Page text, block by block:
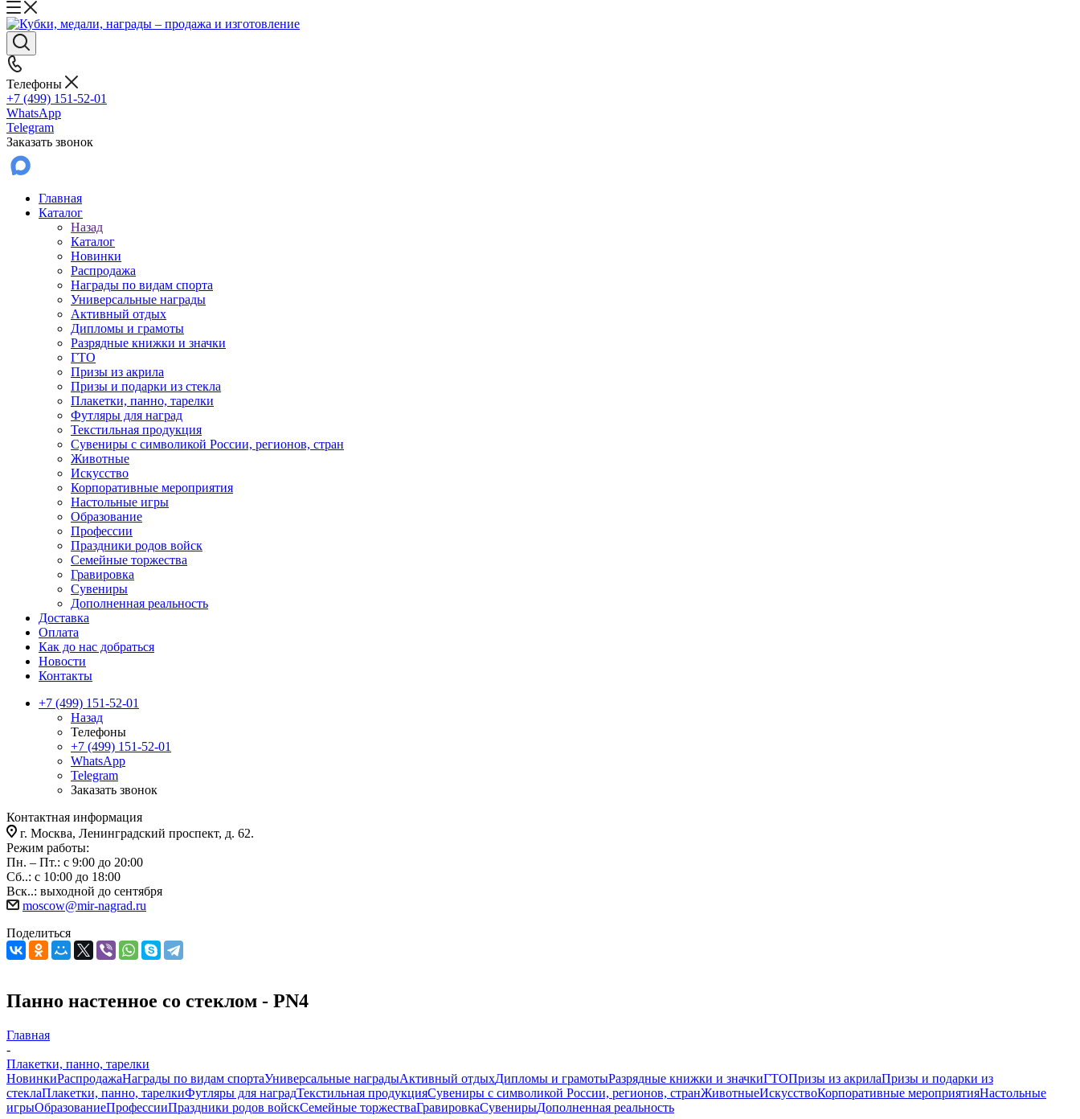
Телефоны
+7 (499) 151-52-01
WhatsApp
Telegram
Заказать звонок
Главная
Каталог
Назад
Каталог
Новинки
Распродажа
Награды по видам спорта
Универсальные награды
Активный отдых
Дипломы и грамоты
Разрядные книжки и значки
ГТО
Призы из акрила
Призы и подарки из стекла
Плакетки, панно, тарелки
Футляры для наград
Текстильная продукция
Сувениры с символикой России, регионов, стран
Животные
Искусство
Корпоративные мероприятия
Настольные игры
Образование
Профессии
Праздники родов войск
Семейные торжества
Гравировка
Сувениры
Дополненная реальность
Доставка
Оплата
Как до нас добраться
Новости
Контакты
+7 (499) 151-52-01
Назад
Телефоны
+7 (499) 151-52-01
WhatsApp
Telegram
Заказать звонок
Контактная информация
г. Москва, Ленинградский проспект, д. 62.
Режим работы:
Пн. – Пт.: с 9:00 до 20:00
Сб..: с 10:00 до 18:00
Вск..: выходной до сентября
moscow@mir-nagrad.ru
Поделиться
Панно настенное со стеклом - PN4
Главная
-
Плакетки, панно, тарелки
НовинкиРаспродажаНаграды по видам спортаУниверсальные наградыАктивный отдыхДипломы и грамотыРазрядные книжки и значкиГТОПризы из акрилаПризы и подарки из
стеклаПлакетки, панно, тарелкиФутляры для наградТекстильная продукцияСувениры с символикой России, регионов, странЖивотныеИскусствоКорпоративные мероприятияНастольные
игрыОбразованиеПрофессииПраздники родов войскСемейные торжестваГравировкаСувенирыДополненная реальность